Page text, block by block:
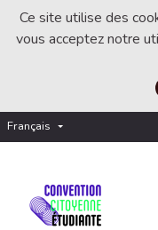
Ce site utilise des
vous acceptez notre
Français Choisir la langue